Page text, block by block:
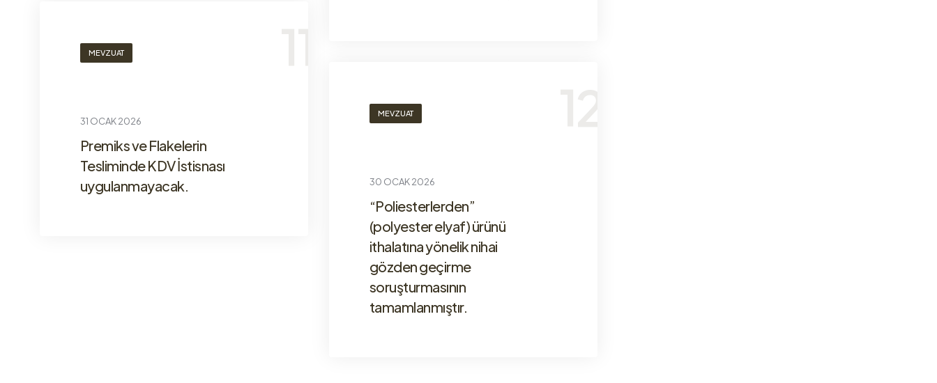
MEVZUAT
31 OCAK 2026
Premiks ve Flakelerin
Tesliminde KDV İstisnası
uygulanmayacak.
MEVZUAT
30 OCAK 2026
“Poliesterlerden”
(polyester elyaf) ürünü
ithalatına yönelik nihai
gözden geçirme
soruşturmasının
tamamlanmıştır.